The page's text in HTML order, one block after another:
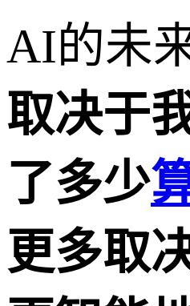
AI的未来
取决于
了多少
更多取